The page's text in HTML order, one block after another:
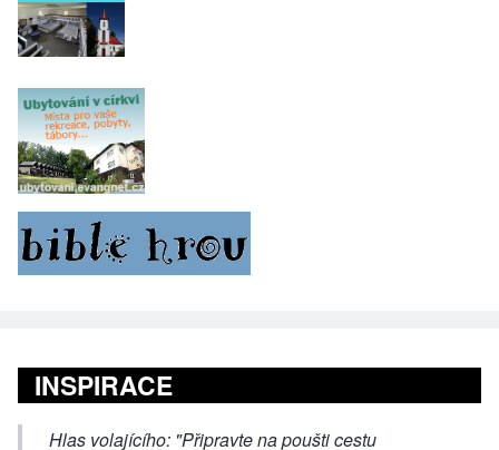
INSPIRACE
Hlas volajícího: "Připravte na poušti cestu